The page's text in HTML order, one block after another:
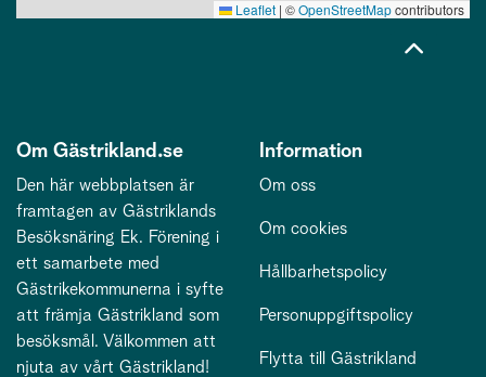
Leaflet | ©OpenStreetMapcontributors
Om Gästrikland.se
Den här webbplatsen är
framtagen av Gästriklands
Besöksnäring Ek. Förening i
ett samarbete med
Gästrikekommunerna i syfte
att främja Gästrikland som
besöksmål. Välkommen att
njuta av vårt Gästrikland!
Information
Om oss
Om cookies
Hållbarhetspolicy
Personuppgiftspolicy
Flytta till Gästrikland